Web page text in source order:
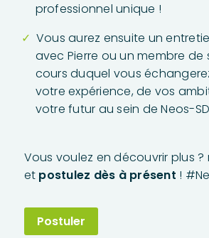
professionnel unique !
Vous aurez ensuite un
avec Pierre ou un membre
cours duquel vous
votre expérience, de vos
votre futur au sein de Neos-
Vous voulez en découvrir plus ?
et postulez dès à présent !
Postuler